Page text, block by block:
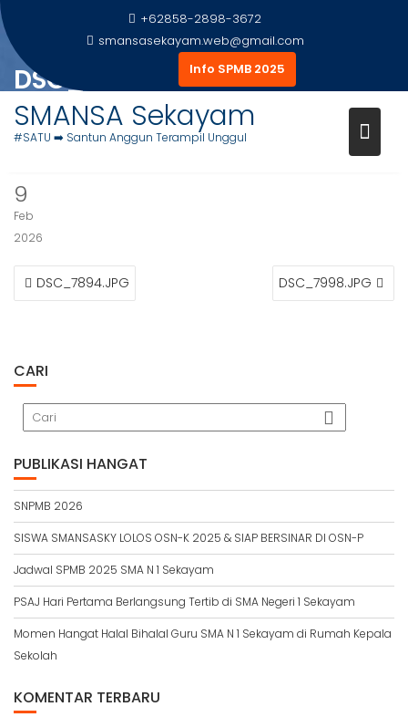
Skip
to
content
+62858-2898-3672
smansasekayam.web@gmail.com
Info SPMB 2025
SMANSA Sekayam
#SATU ➡️ Santun Anggun Terampil Unggul
DSC_7997.JPG
Home Foto Siswa DSC_7997.JPG
9
Feb
2026
NAVIGASI
POSDSC_7894.JPG DSC_7998.JPG
CARI
PUBLIKASI HANGAT
SNPMB 2026
SISWA SMANSASKY LOLOS OSN-K 2025 & SIAP BERSINAR DI OSN-P
Jadwal SPMB 2025 SMA N 1 Sekayam
PSAJ Hari Pertama Berlangsung Tertib di SMA Negeri 1 Sekayam
Momen Hangat Halal Bihalal Guru SMA N 1 Sekayam di Rumah Kepala
Sekolah
KOMENTAR TERBARU